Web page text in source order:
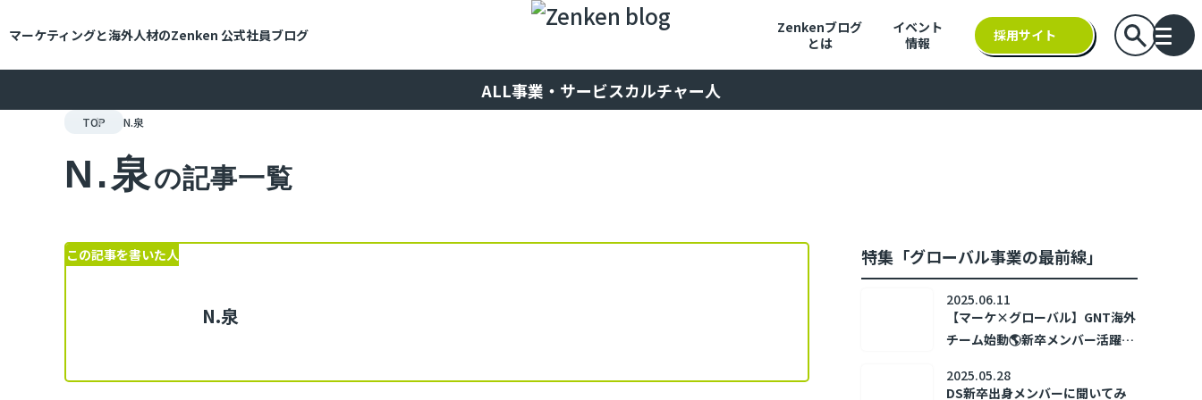
マーケティングと海外人材のZenken 公式社員ブログ
Zenkenブログ
とは
イベント
情報
採用サイト 検索バーを
バ
ALL事業・サービスカルチャー人
TOP N.泉
N.泉の記事一覧
この記事を書いた人
N.泉
特集「グローバル事業の最前線」
【マーケ×グローバル】GNT海外
チーム始動🌎新卒メンバー活躍中
2025.06.11
DS新卒出身メンバーに聞いてみ
2025.05.28